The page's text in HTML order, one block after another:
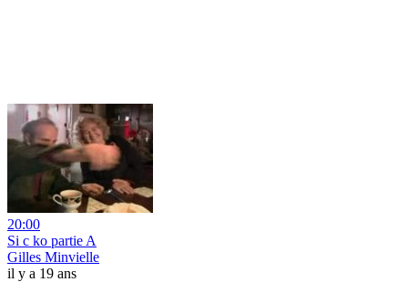
20:00
Si c ko partie A
Gilles Minvielle
il y a 19 ans